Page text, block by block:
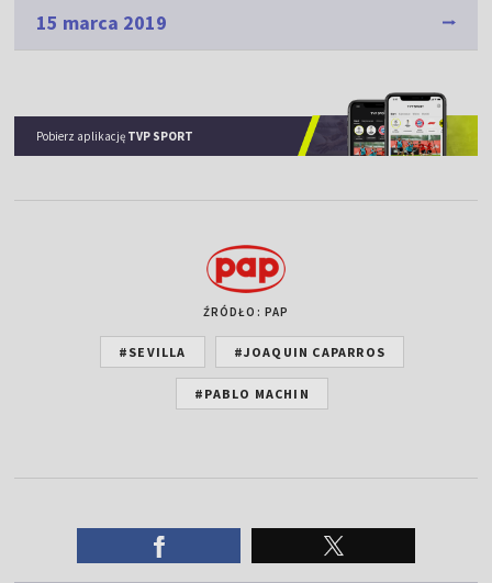
15 marca 2019
Pobierz aplikację TVP SPORT
ŹRÓDŁO: PAP
#SEVILLA #JOAQUIN CAPARROS
#PABLO MACHIN